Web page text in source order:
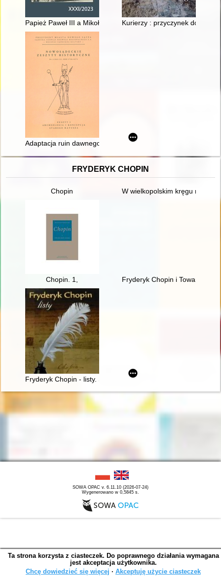
Papież Paweł III a Mikołaj Kopernik : przedmowa Mikołaja
Kurierzy : przyczynek do
Adaptacja ruin dawnego ratusza w Nowym Sączu - koncepcja
FRYDERYK CHOPIN
Chopin W wielkopolskim kręgu rodziny
Chopin. 1, Fryderyk Chopin i
Fryderyk Chopin - listy. Skarbiec spuścizny epistolarnej w
SOWA OPAC v. 6.11.10 (2026-07-24)
Wygenerowano w 0,5845 s.
Ta strona korzysta z ciasteczek. Do poprawnego działania wymagana
jest akceptacja użytkownika.
Chcę dowiedzieć się więcej ∙ Akceptuję użycie ciasteczek